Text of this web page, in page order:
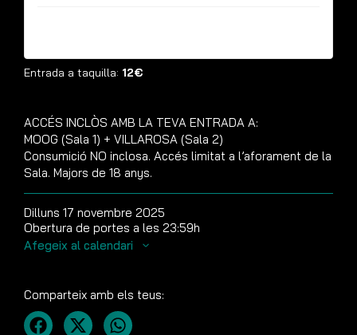
Entrada a taquilla: 12€
ACCÉS INCLÒS AMB LA TEVA ENTRADA A:
MOOG (Sala 1) + VILLAROSA (Sala 2)
Consumició NO inclosa. Accés limitat a l’aforament de la
Sala. Majors de 18 anys.
Dilluns 17 novembre 2025
Obertura de portes a les 23:59h
Afegeix al calendari
Comparteix amb els teus: